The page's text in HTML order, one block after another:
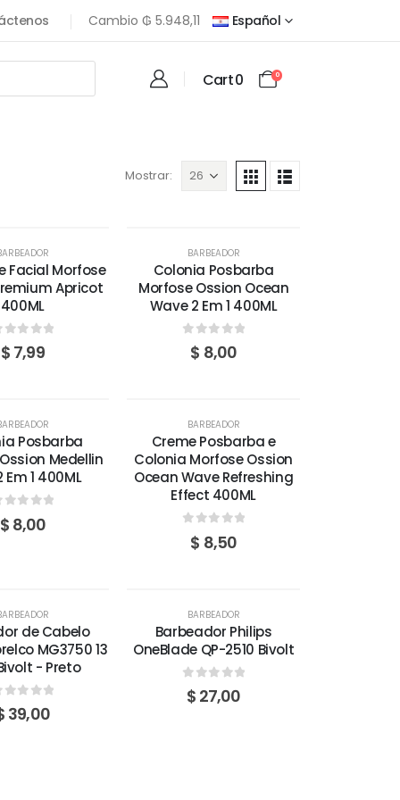
Cambio ₲ 5.948,11 Español
0
Cart0
Mostrar:
Facial Morfose
Apricot
400ML
out of 5
$ 7,99
BARBEADOR
Colonia Posbarba
Morfose Ossion Ocean
Wave 2 Em 1 400ML
out of 5
$ 8,00
Posbarba
Medellin
Em 1 400ML
out of 5
$ 8,00
BARBEADOR
Creme Posbarba e
Colonia Morfose Ossion
Ocean Wave Refreshing
Effect 400ML
out of 5
$ 8,50
de Cabelo
MG3750 13
- Preto
out of 5
39,00
BARBEADOR
Barbeador Philips
OneBlade QP-2510 Bivolt
0out of 5
$ 27,00